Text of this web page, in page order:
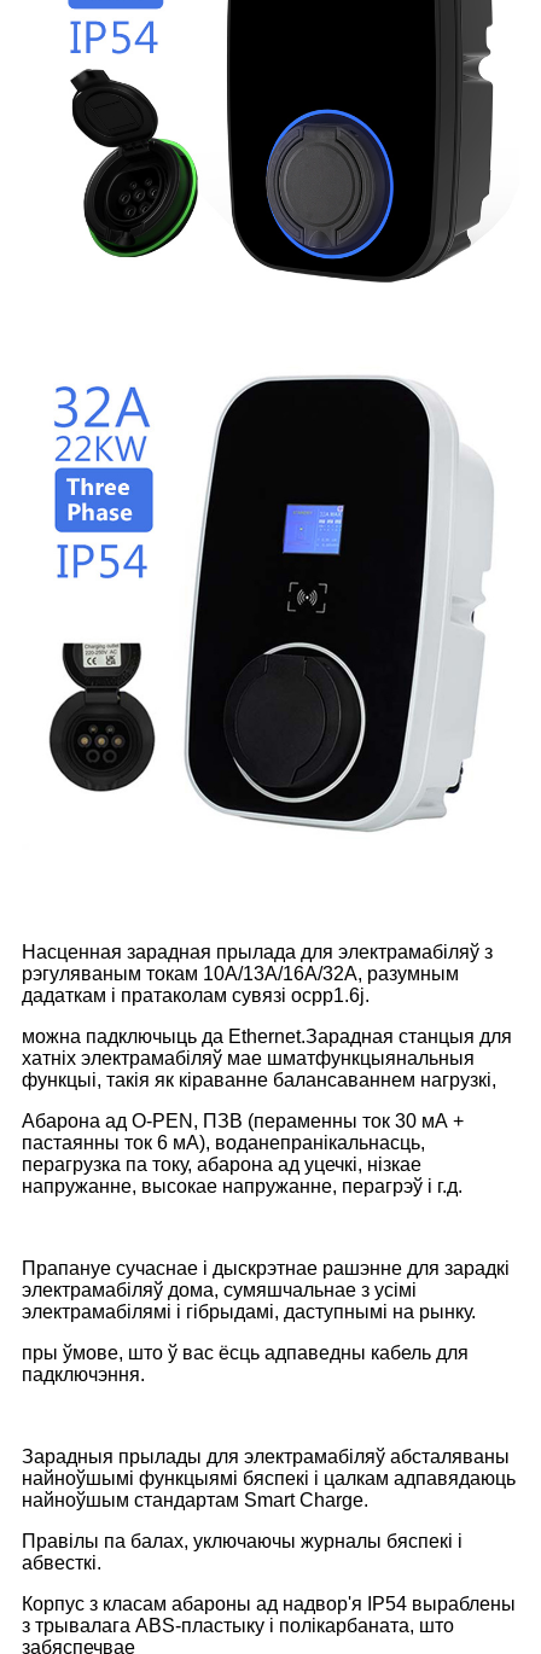
Насценная зарадная прылада для электрамабіляў з
рэгуляваным токам 10A/13A/16A/32A, разумным
дадаткам і пратаколам сувязі ocpp1.6j.
можна падключыць да Ethernet.Зарадная станцыя для
хатніх электрамабіляў мае шматфункцыянальныя
функцыі, такія як кіраванне балансаваннем нагрузкі,
Абарона ад O-PEN, ПЗВ (пераменны ток 30 мА +
пастаянны ток 6 мА), воданепранікальнасць,
перагрузка па току, абарона ад уцечкі, нізкае
напружанне, высокае напружанне, перагрэў і г.д.
Прапануе сучаснае і дыскрэтнае рашэнне для зарадкі
электрамабіляў дома, сумяшчальнае з усімі
электрамабілямі і гібрыдамі, даступнымі на рынку.
пры ўмове, што ў вас ёсць адпаведны кабель для
падключэння.
Зарадныя прылады для электрамабіляў абсталяваны
найноўшымі функцыямі бяспекі і цалкам адпавядаюць
найноўшым стандартам Smart Charge.
Правілы па балах, уключаючы журналы бяспекі і
абвесткі.
Корпус з класам абароны ад надвор'я IP54 выраблены
з трывалага ABS-пластыку і полікарбаната, што
забяспечвае